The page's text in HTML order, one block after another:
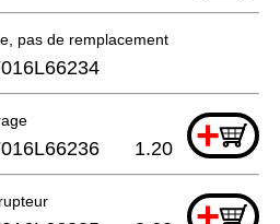
pas de remplacement
+
1.20